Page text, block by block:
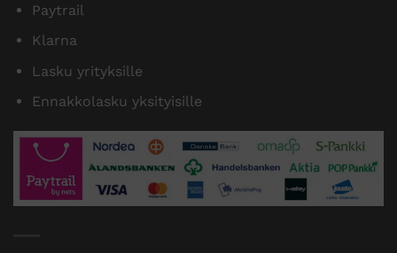
Paytrail
Klarna
Lasku yrityksille
Ennakkolasku yksityisille